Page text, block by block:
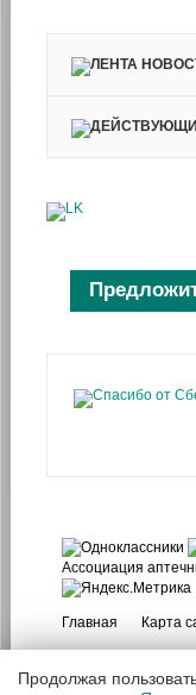
Ассоциация
Главная Карта
Продолжая